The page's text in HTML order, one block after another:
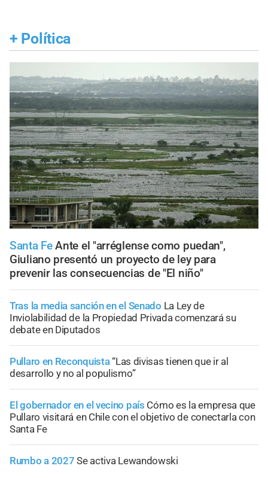
+ Política
Santa Fe Ante el "arréglense como puedan",
Giuliano presentó un proyecto de ley para
prevenir las consecuencias de "El niño"
Tras la media sanción en el Senado La Ley de
Inviolabilidad de la Propiedad Privada comenzará su
debate en Diputados
Pullaro en Reconquista“Las divisas tienen que ir al
desarrollo y no al populismo”
El gobernador en el vecino país Cómo es la empresa que
Pullaro visitará en Chile con el objetivo de conectarla con
Santa Fe
Rumbo a 2027 Se activa Lewandowski